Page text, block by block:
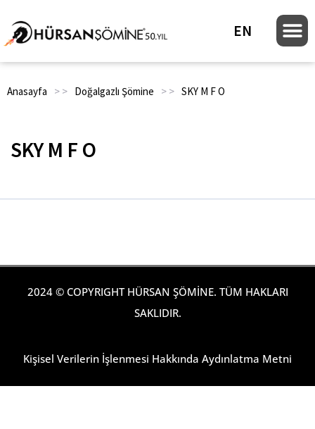
EN
Anasayfa > > Doğalgazlı Şömine > > SKY M F O
SKY M F O
2024 © COPYRIGHT HÜRSAN ŞÖMİNE. TÜM HAKLARI
SAKLIDIR.
Kişisel Verilerin İşlenmesi Hakkında Aydınlatma Metni